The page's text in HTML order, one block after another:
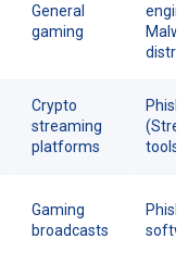
General
gaming
Crypto
streaming
platforms
tools)
Gaming
broadcasts